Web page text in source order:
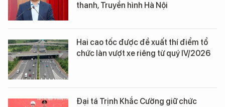
thanh, Truyền hình Hà Nội
Hai cao tốc được đề xuất thí điểm tổ
chức làn vượt xe riêng từ quý IV/2026
Đại tá Trịnh Khắc Cường giữ chức